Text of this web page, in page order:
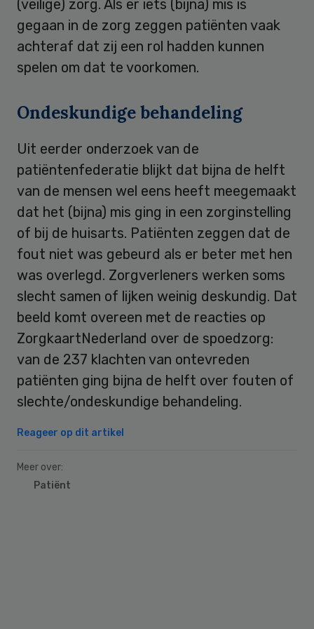
(veilige) zorg. Als er iets (bijna) mis is
gegaan in de zorg zeggen patiënten vaak
achteraf dat zij een rol hadden kunnen
spelen om dat te voorkomen.
Ondeskundige behandeling
Uit eerder onderzoek van de
patiëntenfederatie blijkt dat bijna de helft
van de mensen wel eens heeft meegemaakt
dat het (bijna) mis ging in een zorginstelling
of bij de huisarts. Patiënten zeggen dat de
fout niet was gebeurd als er beter met hen
was overlegd. Zorgverleners werken soms
slecht samen of lijken weinig deskundig. Dat
beeld komt overeen met de reacties op
ZorgkaartNederland over de spoedzorg:
van de 237 klachten van ontevreden
patiënten ging bijna de helft over fouten of
slechte/ondeskundige behandeling.
Reageer op dit artikel
Meer over:
Patiënt